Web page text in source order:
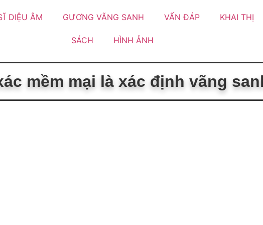
DIỆU ÂM GƯƠNG VÃNG SANH VẤN ĐÁP KHAI THỊ
SÁCH HÌNH ẢNH
mềm mại là xác định vãng